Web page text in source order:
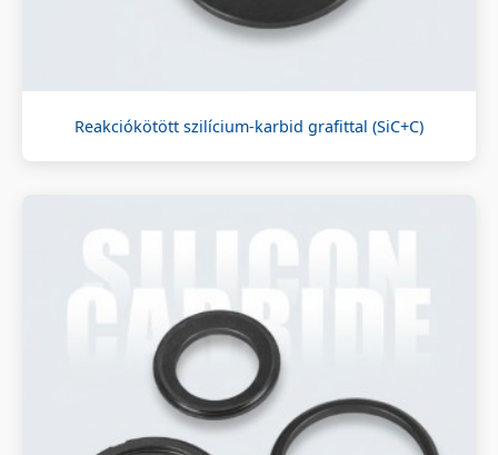
Reakciókötött szilícium-karbid grafittal (SiC+C)